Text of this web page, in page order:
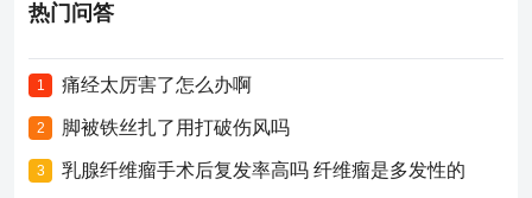
热门问答
1 痛经太厉害了怎么办啊
2 脚被铁丝扎了用打破伤风吗
3 乳腺纤维瘤手术后复发率高吗 纤维瘤是多发性的